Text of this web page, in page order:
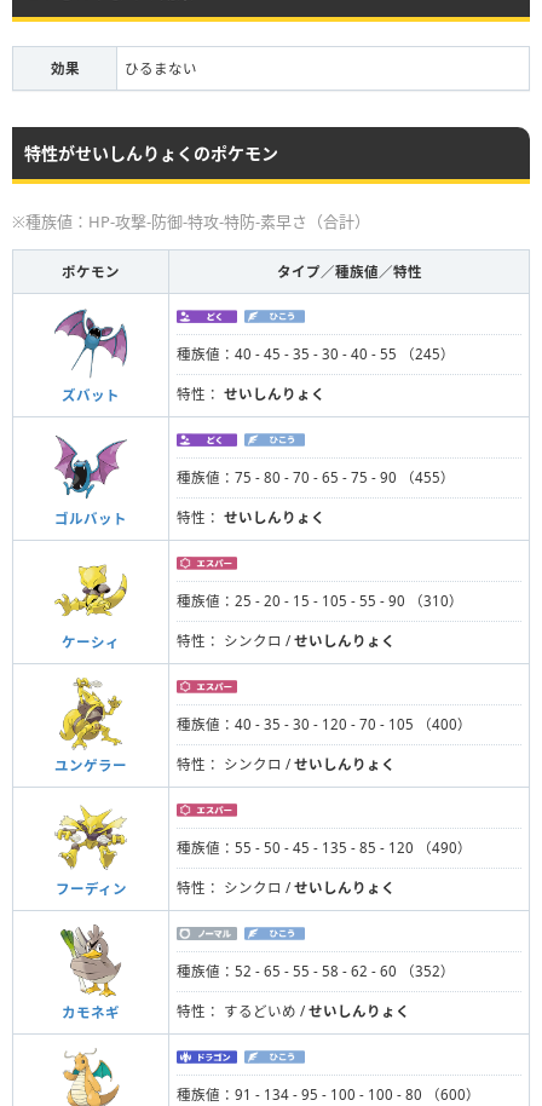
効果 ひるまない
特性がせいしんりょくのポケモン
※種族値：HP-攻撃-防御-特攻-特防-素早さ（合計）
ポケモン タイプ／種族値／特性
ズバット
種族値：40 - 45 - 35 - 30 - 40 - 55 （245）
特性： せいしんりょく
ゴルバット
種族値：75 - 80 - 70 - 65 - 75 - 90 （455）
特性： せいしんりょく
ケーシィ
種族値：25 - 20 - 15 - 105 - 55 - 90 （310）
特性： シンクロ / せいしんりょく
ユンゲラー
種族値：40 - 35 - 30 - 120 - 70 - 105 （400）
特性： シンクロ / せいしんりょく
フーディン
種族値：55 - 50 - 45 - 135 - 85 - 120 （490）
特性： シンクロ / せいしんりょく
カモネギ
種族値：52 - 65 - 55 - 58 - 62 - 60 （352）
特性： するどいめ / せいしんりょく
種族値：91 - 134 - 95 - 100 - 100 - 80 （600）